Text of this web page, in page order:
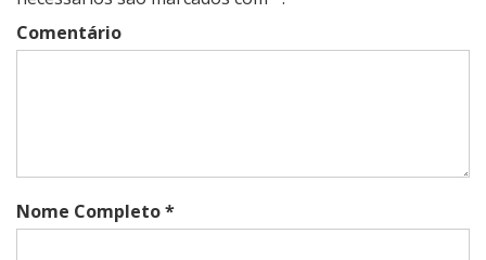
Comentário
Nome Completo *